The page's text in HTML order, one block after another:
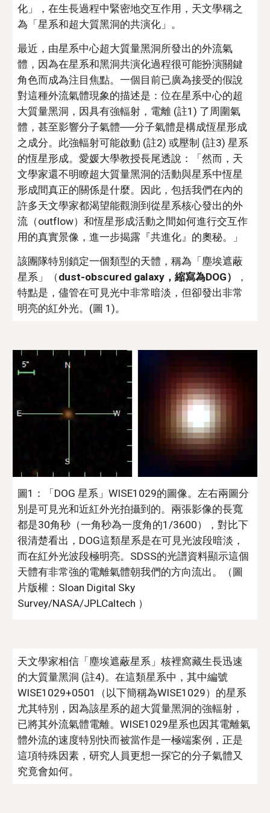
化」，在生長過程中緊密地交互作用，天文學稱之
為「星系和超大質黑洞的共演化」。
最近，由星系中心超大質量黑洞所發出的外流氣
體，因為在星系和黑洞共演化過程很可能扮演關鍵
角色而成為注目焦點。一個目前已廣為接受的假說
對這種外流氣體現象的描述是：位在星系中心的超
大質量黑洞，因具有強輻射，電離 (註1) 了周圍氣
體，甚至影響分子氣體──分子氣體是構成恆星形成
之成分。此強輻射可能啟動 (註2) 或壓制 (註3) 星系
的恆星形成。愛媛大學教授長尾透說：「然而，天
文學家還不明瞭超大質量黑洞的活動與星系中恆星
形成間真正的關係是什麼。因此，包括我們在內的
許多天文學家都渴望能觀測到從星系核心發出的外
流（outflow）和恆星形成活動之間如何進行交互作
用的真實景像，進一步揭露『共進化』的奧秘。」
該團隊特別鎖定一個類型的天體，稱為「塵埃遮蔽
星系」（dust-obscured galaxy，縮寫為DOG）
，
特點是，儘管在可見光中非常暗淡，但卻發出非常
明亮的紅外光。(圖 1)。
圖1：「DOG 星系」WISE1029的圖像。左右兩圖分
別是可見光和近紅外光拍攝到的。兩張影像的長寬
都是30角秒（一角秒為一度角的1/3600），對比下
很清楚看出，DOG這類星系是在可見光波段暗淡，
而在紅外光波段極明亮。SDSS的光譜資料顯示這個
天體有非常強的電離氣體朝我們的方向流出。（圖
片版權：Sloan Digital Sky
Survey/NASA/JPLCaltech ）
天文學家相信「塵埃遮蔽星系」核裡窩藏生長迅速
的大質量黑洞 (註4)。在這類星系中，其中編號
WISE1029+0501（以下簡稱為WISE1029）的星系
尤其特別，因為該星系的超大質量黑洞的強輻射，
已將其外流氣體電離。WISE1029星系也因其電離氣
體外流的速度特別快而被當作是一極端案例，正是
這項特殊因素，研究人員更想一探它的分子氣體又
究竟會如何。